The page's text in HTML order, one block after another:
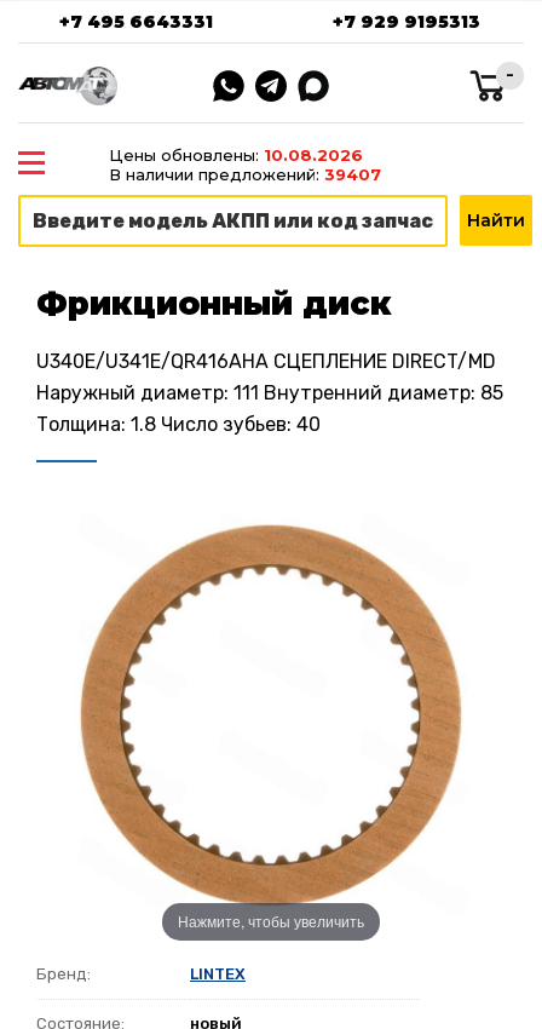
+7 495 6643331 +7 929 9195313
-
Цены обновлены: 10.08.2026
В наличии предложений: 39407
Фрикционный диск
U340E/U341E/QR416AHA СЦЕПЛЕНИЕ DIRECT/MD
Наружный диаметр: 111 Внутренний диаметр: 85
Толщина: 1.8 Число зубьев: 40
Нажмите, чтобы увеличить
Бренд: LINTEX
Состояние: новый